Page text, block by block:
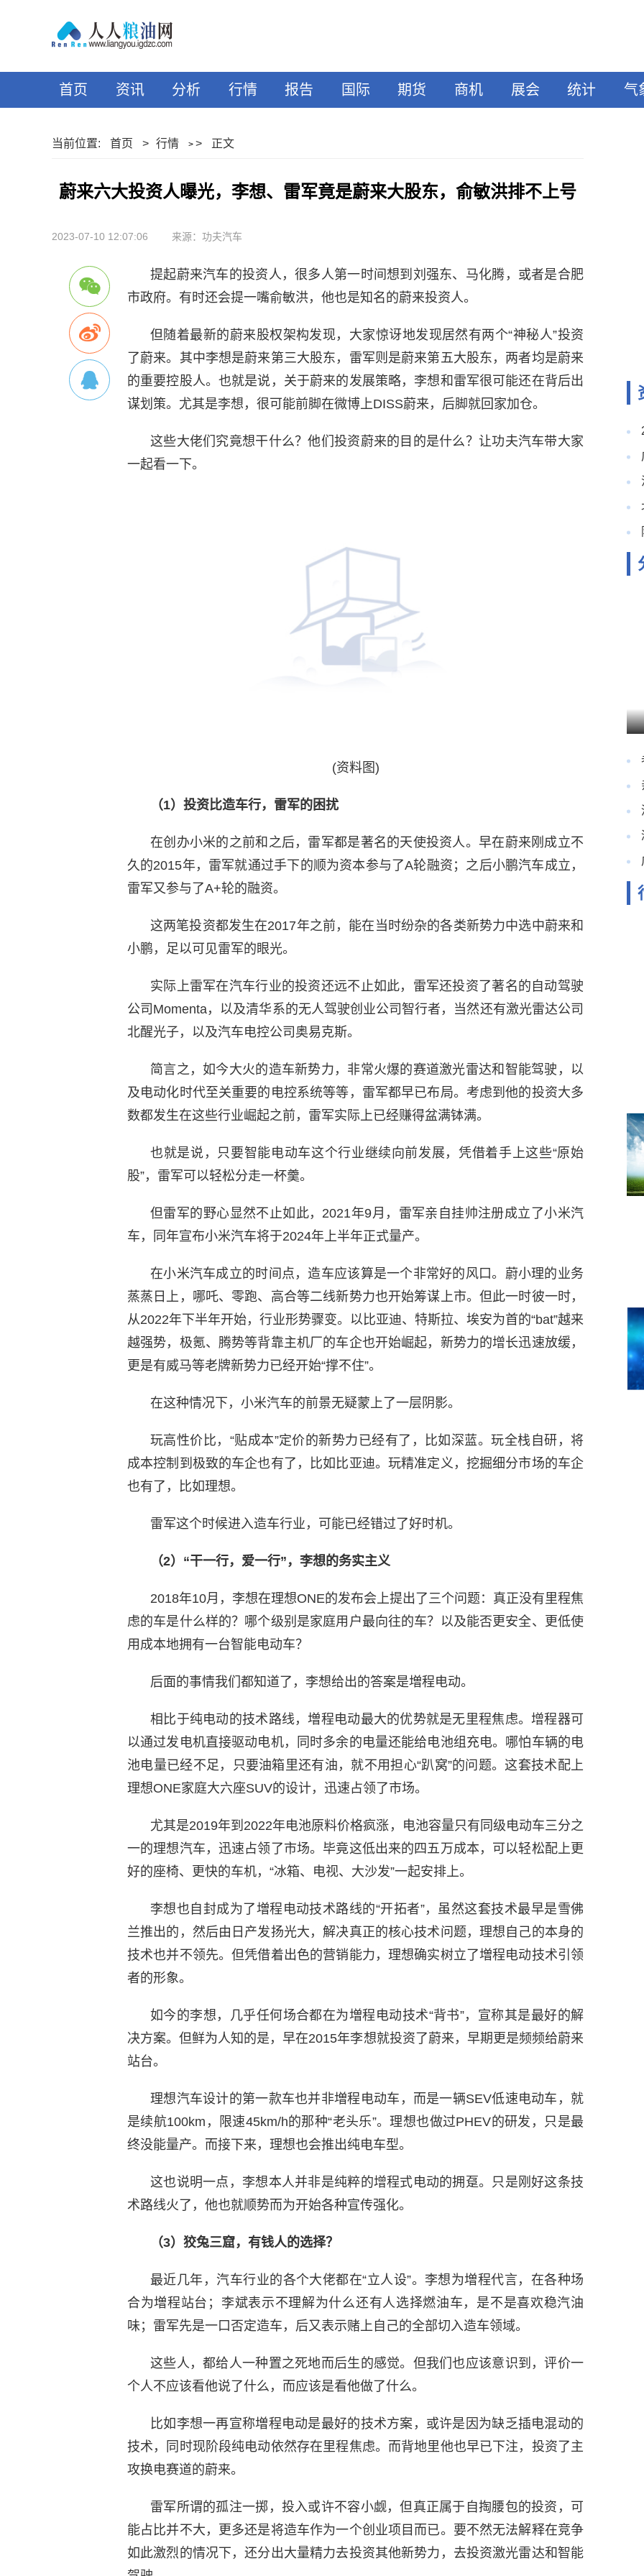
首页 资讯 分析 行情 报告 国际 期货 商机 展会 统计 气
当前位置: 首页 > 行情 > > 正文
蔚来六大投资人曝光，李想、雷军竟是蔚来大股东，俞敏洪排不上号
2023-07-10 12:07:06 来源：功夫汽车
提起蔚来汽车的投资人，很多人第一时间想到刘强东、马化腾，或者是合肥
市政府。有时还会提一嘴俞敏洪，他也是知名的蔚来投资人。
但随着最新的蔚来股权架构发现，大家惊讶地发现居然有两个“神秘人”投资
了蔚来。其中李想是蔚来第三大股东，雷军则是蔚来第五大股东，两者均是蔚来
的重要控股人。也就是说，关于蔚来的发展策略，李想和雷军很可能还在背后出
谋划策。尤其是李想，很可能前脚在微博上DISS蔚来，后脚就回家加仓。
这些大佬们究竟想干什么？他们投资蔚来的目的是什么？让功夫汽车带大家
一起看一下。
(资料图)
（1）投资比造车行，雷军的困扰
在创办小米的之前和之后，雷军都是著名的天使投资人。早在蔚来刚成立不
久的2015年，雷军就通过手下的顺为资本参与了A轮融资；之后小鹏汽车成立，
雷军又参与了A+轮的融资。
这两笔投资都发生在2017年之前，能在当时纷杂的各类新势力中选中蔚来和
小鹏，足以可见雷军的眼光。
实际上雷军在汽车行业的投资还远不止如此，雷军还投资了著名的自动驾驶
公司Momenta，以及清华系的无人驾驶创业公司智行者，当然还有激光雷达公司
北醒光子，以及汽车电控公司奥易克斯。
简言之，如今大火的造车新势力，非常火爆的赛道激光雷达和智能驾驶，以
及电动化时代至关重要的电控系统等等，雷军都早已布局。考虑到他的投资大多
数都发生在这些行业崛起之前，雷军实际上已经赚得盆满钵满。
也就是说，只要智能电动车这个行业继续向前发展，凭借着手上这些“原始
股”，雷军可以轻松分走一杯羹。
但雷军的野心显然不止如此，2021年9月，雷军亲自挂帅注册成立了小米汽
车，同年宣布小米汽车将于2024年上半年正式量产。
在小米汽车成立的时间点，造车应该算是一个非常好的风口。蔚小理的业务
蒸蒸日上，哪吒、零跑、高合等二线新势力也开始筹谋上市。但此一时彼一时，
从2022年下半年开始，行业形势骤变。以比亚迪、特斯拉、埃安为首的“bat”越来
越强势，极氪、腾势等背靠主机厂的车企也开始崛起，新势力的增长迅速放缓，
更是有威马等老牌新势力已经开始“撑不住”。
在这种情况下，小米汽车的前景无疑蒙上了一层阴影。
玩高性价比，“贴成本”定价的新势力已经有了，比如深蓝。玩全栈自研，将
成本控制到极致的车企也有了，比如比亚迪。玩精准定义，挖掘细分市场的车企
也有了，比如理想。
雷军这个时候进入造车行业，可能已经错过了好时机。
（2）“干一行，爱一行”，李想的务实主义
2018年10月，李想在理想ONE的发布会上提出了三个问题：真正没有里程焦
虑的车是什么样的？哪个级别是家庭用户最向往的车？以及能否更安全、更低使
用成本地拥有一台智能电动车？
后面的事情我们都知道了，李想给出的答案是増程电动。
相比于纯电动的技术路线，増程电动最大的优势就是无里程焦虑。增程器可
以通过发电机直接驱动电机，同时多余的电量还能给电池组充电。哪怕车辆的电
池电量已经不足，只要油箱里还有油，就不用担心“趴窝”的问题。这套技术配上
理想ONE家庭大六座SUV的设计，迅速占领了市场。
尤其是2019年到2022年电池原料价格疯涨，电池容量只有同级电动车三分之
一的理想汽车，迅速占领了市场。毕竟这低出来的四五万成本，可以轻松配上更
好的座椅、更快的车机，“冰箱、电视、大沙发”一起安排上。
李想也自封成为了増程电动技术路线的“开拓者”，虽然这套技术最早是雪佛
兰推出的，然后由日产发扬光大，解决真正的核心技术问题，理想自己的本身的
技术也并不领先。但凭借着出色的营销能力，理想确实树立了増程电动技术引领
者的形象。
如今的李想，几乎任何场合都在为増程电动技术“背书”，宣称其是最好的解
决方案。但鲜为人知的是，早在2015年李想就投资了蔚来，早期更是频频给蔚来
站台。
理想汽车设计的第一款车也并非増程电动车，而是一辆SEV低速电动车，就
是续航100km，限速45km/h的那种“老头乐”。理想也做过PHEV的研发，只是最
终没能量产。而接下来，理想也会推出纯电车型。
这也说明一点，李想本人并非是纯粹的增程式电动的拥趸。只是刚好这条技
术路线火了，他也就顺势而为开始各种宣传强化。
（3）狡兔三窟，有钱人的选择？
最近几年，汽车行业的各个大佬都在“立人设”。李想为増程代言，在各种场
合为増程站台；李斌表示不理解为什么还有人选择燃油车，是不是喜欢稳汽油
味；雷军先是一口否定造车，后又表示赌上自己的全部切入造车领域。
这些人，都给人一种置之死地而后生的感觉。但我们也应该意识到，评价一
个人不应该看他说了什么，而应该是看他做了什么。
比如李想一再宣称増程电动是最好的技术方案，或许是因为缺乏插电混动的
技术，同时现阶段纯电动依然存在里程焦虑。而背地里他也早已下注，投资了主
攻换电赛道的蔚来。
雷军所谓的孤注一掷，投入或许不容小觑，但真正属于自掏腰包的投资，可
能占比并不大，更多还是将造车作为一个创业项目而已。要不然无法解释在竞争
如此激烈的情况下，还分出大量精力去投资其他新势力，去投资激光雷达和智能